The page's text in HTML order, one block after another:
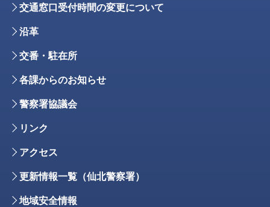
交通窓口受付時間の変更について
沿革
交番・駐在所
各課からのお知らせ
警察署協議会
リンク
アクセス
更新情報一覧（仙北警察署）
地域安全情報